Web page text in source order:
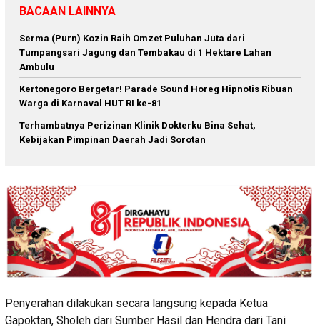
BACAAN LAINNYA
Serma (Purn) Kozin Raih Omzet Puluhan Juta dari
Tumpangsari Jagung dan Tembakau di 1 Hektare Lahan
Ambulu
Kertonegoro Bergetar! Parade Sound Horeg Hipnotis Ribuan
Warga di Karnaval HUT RI ke-81
Terhambatnya Perizinan Klinik Dokterku Bina Sehat,
Kebijakan Pimpinan Daerah Jadi Sorotan
Penyerahan dilakukan secara langsung kepada Ketua
Gapoktan, Sholeh dari Sumber Hasil dan Hendra dari Tani